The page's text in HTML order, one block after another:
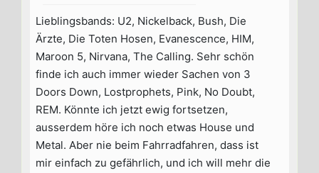
Lieblingsbands: U2, Nickelback, Bush, Die
Ärzte, Die Toten Hosen, Evanescence, HIM,
Maroon 5, Nirvana, The Calling. Sehr schön
finde ich auch immer wieder Sachen von 3
Doors Down, Lostprophets, Pink, No Doubt,
REM. Könnte ich jetzt ewig fortsetzen,
ausserdem höre ich noch etwas House und
Metal. Aber nie beim Fahrradfahren, dass ist
mir einfach zu gefährlich, und ich will mehr die